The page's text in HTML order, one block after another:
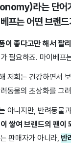
라는 단어
프는 어떤 브랜
이 좋다고만 해서 팔
필요하죠. 마이베프
저희는 건강하면서
동물의 초상화를 그
아니지만, 반려동물
쌓여 브랜드의 팬이
판매자가 아니라, 반